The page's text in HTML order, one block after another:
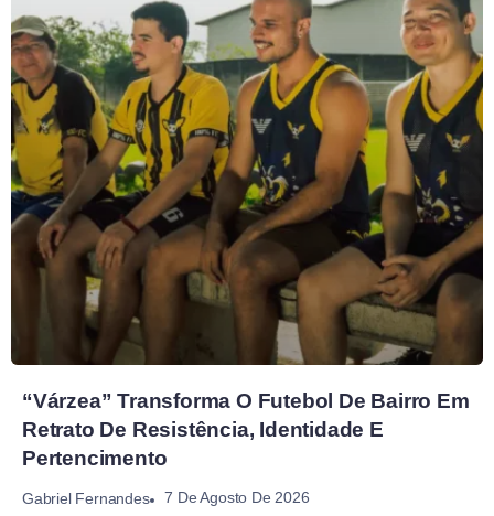
“Várzea” Transforma O Futebol De Bairro Em
Retrato De Resistência, Identidade E
Pertencimento
Gabriel Fernandes 7 De Agosto De 2026